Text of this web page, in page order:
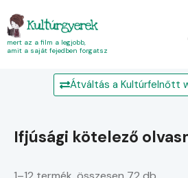
Kultúrgyerek
mert az a film a legjobb,
amit a saját fejedben forgatsz
Átváltás a Kultúrfelnőtt
ifjúsági kötelező